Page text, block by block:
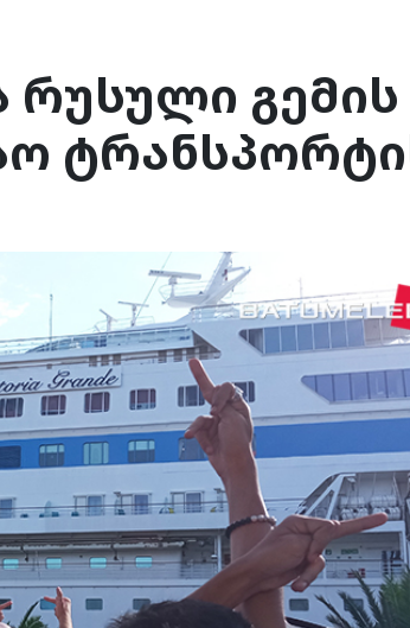
რუსული